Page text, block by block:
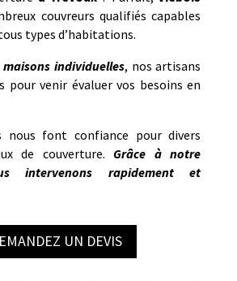
couvreurs qualifiés capables
types d’habitations.
maisons individuelles, nos artisans
pour venir évaluer vos besoins en
nous font confiance pour divers
de couverture. Grâce à notre
intervenons rapidement et
UN DEVIS